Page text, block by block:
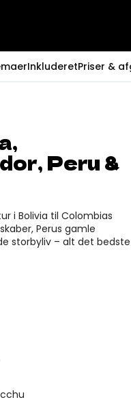
InkluderetPriser &
Peru &
i Bolivia til Colombias
Perus gamle
storbyliv – alt det bedste